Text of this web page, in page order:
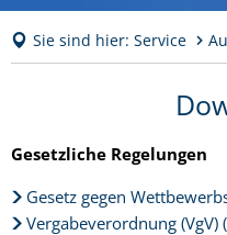
Sie sind hier: Service
Gesetzliche Regelungen
Gesetz gegen
Vergabeverordnung (VgV)